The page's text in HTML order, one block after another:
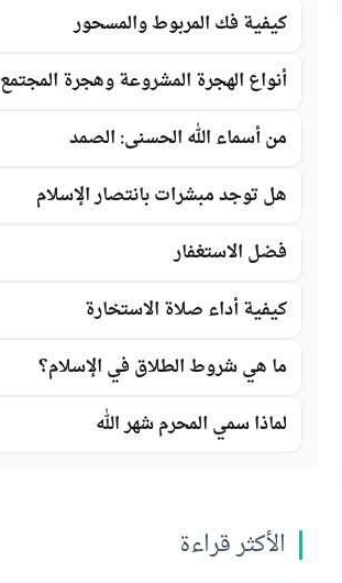
كيفية فك المربوط والمسحور
أنواع الهجرة المشروعة وهجرة المجتمع
من أسماء الله الحسنى: الصمد
هل توجد مبشرات بانتصار الإسلام
فضل الاستغفار
كيفية أداء صلاة الاستخارة
ما هي شروط الطلاق في الإسلام؟
لماذا سمي المحرم شهر الله
الأكثر قراءة